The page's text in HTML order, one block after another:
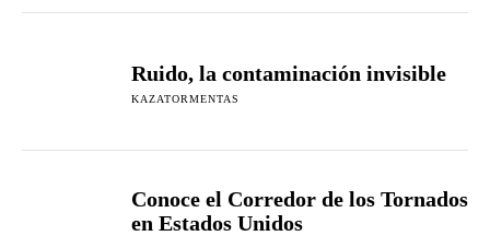
Ruido, la contaminación invisible
KAZATORMENTAS
Conoce el Corredor de los Tornados
en Estados Unidos